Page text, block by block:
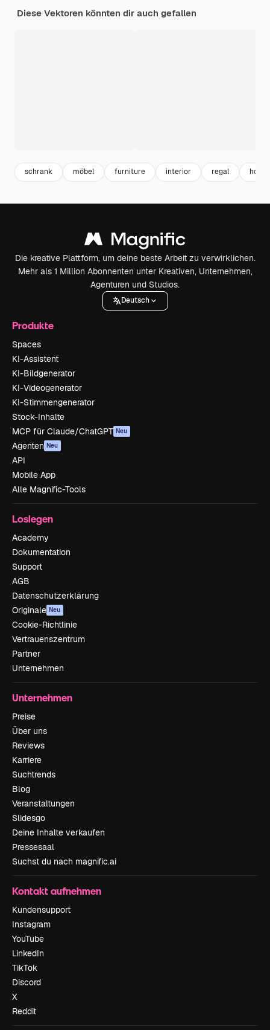
Diese Vektoren könnten dir auch gefallen
schrank möbel furniture interior regal
Die kreative Plattform, um deine beste Arbeit zu verwirklichen.
Mehr als 1 Million Abonnenten unter Kreativen, Unternehmen,
Agenturen und Studios.
Deutsch
Produkte
Spaces
KI-Assistent
KI-Bildgenerator
KI-Videogenerator
KI-Stimmengenerator
Stock-Inhalte
MCP für Claude/ChatGPT Neu
Agenten Neu
API
Mobile App
Alle Magnific-Tools
Loslegen
Academy
Dokumentation
Support
AGB
Datenschutzerklärung
Originale Neu
Cookie-Richtlinie
Vertrauenszentrum
Partner
Unternehmen
Unternehmen
Preise
Über uns
Reviews
Karriere
Suchtrends
Blog
Veranstaltungen
Slidesgo
Deine Inhalte verkaufen
Pressesaal
Suchst du nach magnific.ai
Kontakt aufnehmen
Kundensupport
Instagram
YouTube
LinkedIn
TikTok
Discord
X
Reddit